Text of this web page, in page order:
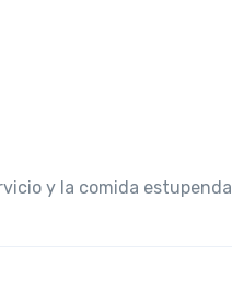
y la comida estupenda